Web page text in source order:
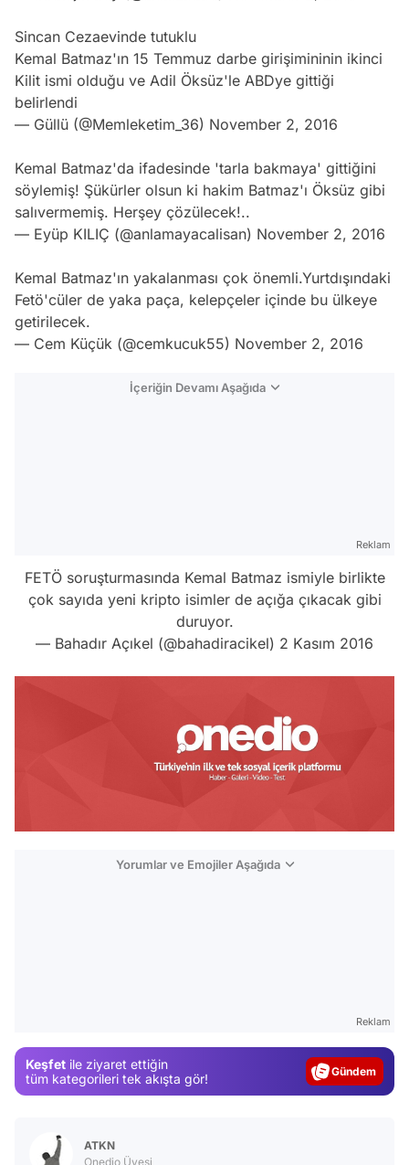
Sincan Cezaevinde tutuklu
Kemal Batmaz'ın 15 Temmuz darbe girişimininin ikinci
Kilit ismi olduğu ve Adil Öksüz'le ABDye gittiği
belirlendi
— Güllü (@Memleketim_36) November 2, 2016
Kemal Batmaz'da ifadesinde 'tarla bakmaya' gittiğini
söylemiş! Şükürler olsun ki hakim Batmaz'ı Öksüz gibi
salıvermemiş. Herşey çözülecek!..
— Eyüp KILIÇ (@anlamayacalisan) November 2, 2016
Kemal Batmaz'ın yakalanması çok önemli.Yurtdışındaki
Fetö'cüler de yaka paça, kelepçeler içinde bu ülkeye
getirilecek.
— Cem Küçük (@cemkucuk55) November 2, 2016
İçeriğin Devamı Aşağıda
Reklam
FETÖ soruşturmasında Kemal Batmaz ismiyle birlikte
çok sayıda yeni kripto isimler de açığa çıkacak gibi
duruyor.
— Bahadır Açıkel (@bahadiracikel) 2 Kasım 2016
Yorumlar ve Emojiler Aşağıda
Reklam
Keşfet ile ziyaret ettiğin
tüm kategorileri tek akışta gör!
Gündem
ATKN
Onedio Üyesi